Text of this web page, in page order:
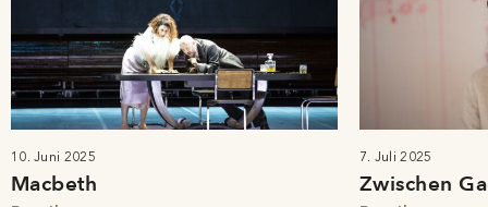
10. Juni 2025
Macbeth
7. Juli 2025
Zwischen